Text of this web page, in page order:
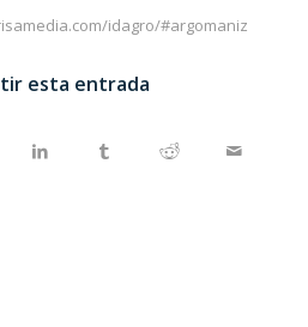
idagro/#argomaniz
esta entrada